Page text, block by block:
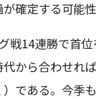
確定する可能性
戦14連勝で首位
代から合わせれ
）である。今季